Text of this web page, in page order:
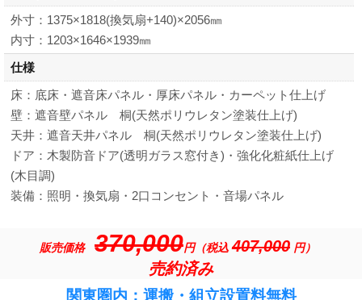
外寸：1375×1818(換気扇+140)×2056㎜
内寸：1203×1646×1939㎜
仕様
床：底床・遮音床パネル・厚床パネル・カーペット仕上げ
壁：遮音壁パネル 桐(天然ポリウレタン塗装仕上げ)
天井：遮音天井パネル 桐(天然ポリウレタン塗装仕上げ)
ドア：木製防音ドア(透明ガラス窓付き)・強化化粧紙仕上げ
(木目調)
装備：照明・換気扇・2口コンセント・音場パネル
販売価格 370,000円（税込 407,000 円）
売約済み
関東圏内：運搬・組立設置料無料